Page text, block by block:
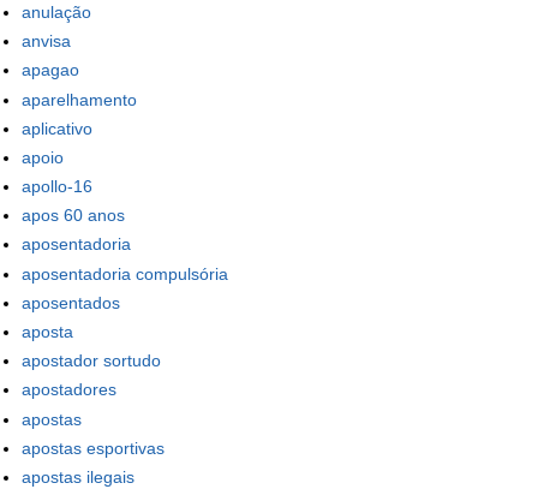
anulação
anvisa
apagao
aparelhamento
aplicativo
apoio
apollo-16
apos 60 anos
aposentadoria
aposentadoria compulsória
aposentados
aposta
apostador sortudo
apostadores
apostas
apostas esportivas
apostas ilegais